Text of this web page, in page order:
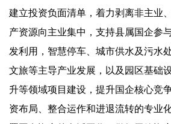
建立投资负面清单，着力剥离非主业
产资源向主业集中，支持县属国企参
发利用，智慧停车、城市供水及污水
文旅等主导产业发展，以及园区基础
升等领域项目建设，提升国企核心竞
资布局、整合运作和进退流转的专业